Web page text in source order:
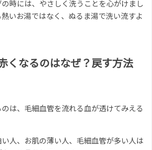
時には、やさしく洗うことを心がけまし
いお湯ではなく、ぬるま湯で洗い流すよ
くなるのはなぜ？戻す方法
は、毛細血管を流れる血が透けてみえる
人、お肌の薄い人、毛細血管が多い人は